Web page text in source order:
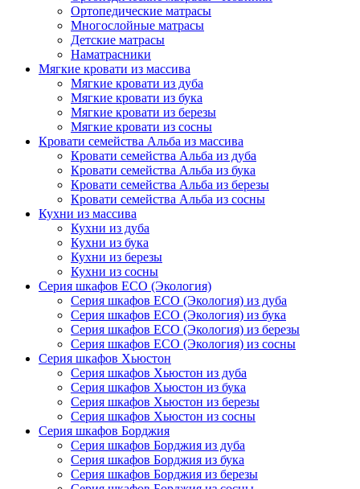
Ортопедические матрасы
Многослойные матрасы
Детские матрасы
Наматрасники
Мягкие кровати из массива
Мягкие кровати из дуба
Мягкие кровати из бука
Мягкие кровати из березы
Мягкие кровати из сосны
Кровати семейства Альба из массива
Кровати семейства Альба из дуба
Кровати семейства Альба из бука
Кровати семейства Альба из березы
Кровати семейства Альба из сосны
Кухни из массива
Кухни из дуба
Кухни из бука
Кухни из березы
Кухни из сосны
Серия шкафов ECO (Экология)
Серия шкафов ECO (Экология) из дуба
Серия шкафов ECO (Экология) из бука
Серия шкафов ECO (Экология) из березы
Серия шкафов ECO (Экология) из сосны
Серия шкафов Хьюстон
Серия шкафов Хьюстон из дуба
Серия шкафов Хьюстон из бука
Серия шкафов Хьюстон из березы
Серия шкафов Хьюстон из сосны
Серия шкафов Борджия
Серия шкафов Борджия из дуба
Серия шкафов Борджия из бука
Серия шкафов Борджия из березы